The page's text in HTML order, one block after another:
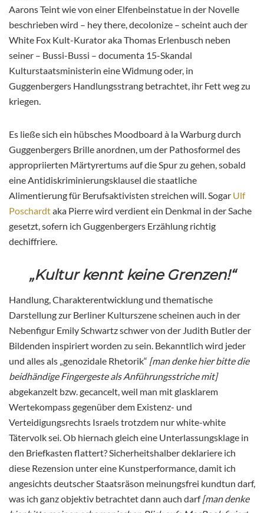
Aarons Teint wie von einer Elfenbeinstatue in der Novelle
beschrieben wird – hey there, decolonize – scheint auch der
White Fox Kult-Kurator aka Thomas Erlenbusch neben
seiner – Bussi-Bussi – documenta 15-Skandal
Kulturstaatsministerin eine Widmung oder, in
Guggenbergers Handlungsstrang betrachtet, ihr Fett weg zu
kriegen.
Es ließe sich ein hübsches Moodboard à la Warburg durch
Guggenbergers Brille anordnen, um der Pathosformel des
appropriierten Märtyrertums auf die Spur zu gehen, sobald
eine Antidiskriminierungsklausel die staatliche
Alimentierung für Berufsaktivisten streichen will. Sogar Ulf
Poschardtaka Pierre wird verdient ein Denkmal in der Sache
gesetzt, sofern ich Guggenbergers Erzählung richtig
dechiffriere.
„Kultur kennt keine Grenzen!“
Handlung, Charakterentwicklung und thematische
Darstellung zur Berliner Kulturszene scheinen auch in der
Nebenfigur Emily Schwartz schwer von der Judith Butler der
Bildenden inspiriert worden zu sein. Bekanntlich wird jeder
und alles als „genozidale Rhetorik“ [man denke hier bitte die
beidhändige Fingergeste als Anführungsstriche mit]
abgekanzelt bzw. gecancelt, weil man mit glasklarem
Wertekompass gegenüber dem Existenz- und
Verteidigungsrechts Israels trotzdem nur white-white
Tätervolk sei. Ob hiernach gleich eine Unterlassungsklage in
den Briefkasten flattert? Sicherheitshalber deklariere ich
diese Rezension unter eine Kunstperformance, damit ich
angesichts deutscher Staatsräson meinungsfrei kundtun darf,
was ich ganz objektiv betrachtet dann auch darf[man denke